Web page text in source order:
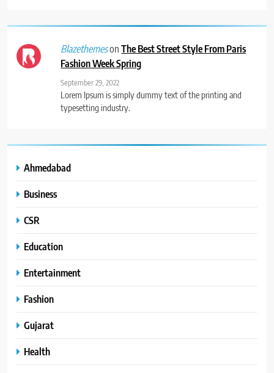
BlazethemesonThe Best Street Style From Paris
Fashion Week Spring
September 29, 2022
Lorem Ipsum is simply dummy text of the printing and
typesetting industry.
Ahmedabad
Business
CSR
Education
Entertainment
Fashion
Gujarat
Health